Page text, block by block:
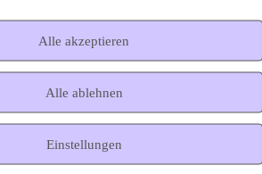
Alle akzeptieren
Alle ablehnen
Einstellungen